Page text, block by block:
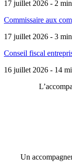
17 juillet 2026 - 2 min
Commissaire aux
17 juillet 2026 - 3 min
Conseil fiscal
16 juillet 2026 - 14
Un